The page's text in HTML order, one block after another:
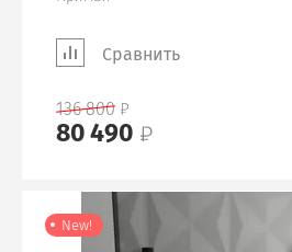
Сравнить
136 800
80 490
New!